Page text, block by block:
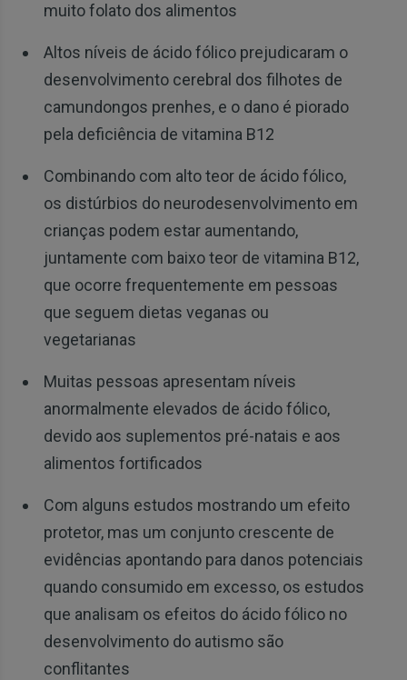
muito folato dos alimentos
Altos níveis de ácido fólico prejudicaram o
desenvolvimento cerebral dos filhotes de
camundongos prenhes, e o dano é piorado
pela deficiência de vitamina B12
Combinando com alto teor de ácido fólico,
os distúrbios do neurodesenvolvimento em
crianças podem estar aumentando,
juntamente com baixo teor de vitamina B12,
que ocorre frequentemente em pessoas
que seguem dietas veganas ou
vegetarianas
Muitas pessoas apresentam níveis
anormalmente elevados de ácido fólico,
devido aos suplementos pré-natais e aos
alimentos fortificados
Com alguns estudos mostrando um efeito
protetor, mas um conjunto crescente de
evidências apontando para danos potenciais
quando consumido em excesso, os estudos
que analisam os efeitos do ácido fólico no
desenvolvimento do autismo são
conflitantes